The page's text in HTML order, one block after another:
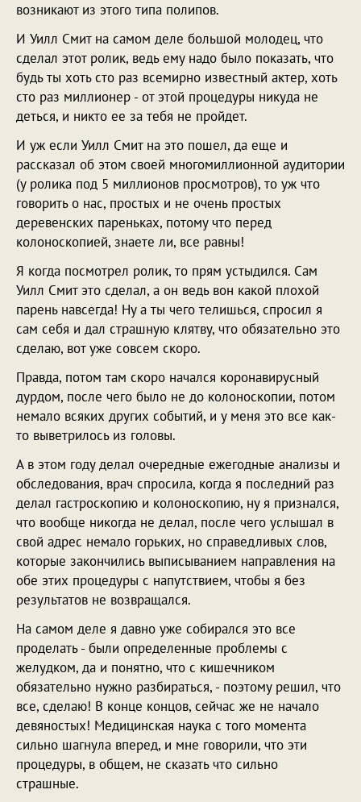
возникают из этого типа полипов.
И Уилл Смит на самом деле большой молодец, что
сделал этот ролик, ведь ему надо было показать, что
будь ты хоть сто раз всемирно известный актер, хоть
сто раз миллионер - от этой процедуры никуда не
деться, и никто ее за тебя не пройдет.
И уж если Уилл Смит на это пошел, да еще и
рассказал об этом своей многомиллионной аудитории
(у ролика под 5 миллионов просмотров), то уж что
говорить о нас, простых и не очень простых
деревенских пареньках, потому что перед
колоноскопией, знаете ли, все равны!
Я когда посмотрел ролик, то прям устыдился. Сам
Уилл Смит это сделал, а он ведь вон какой плохой
парень навсегда! Ну а ты чего телишься, спросил я
сам себя и дал страшную клятву, что обязательно это
сделаю, вот уже совсем скоро.
Правда, потом там скоро начался коронавирусный
дурдом, после чего было не до колоноскопии, потом
немало всяких других событий, и у меня это все как-
то выветрилось из головы.
А в этом году делал очередные ежегодные анализы и
обследования, врач спросила, когда я последний раз
делал гастроскопию и колоноскопию, ну я признался,
что вообще никогда не делал, после чего услышал в
свой адрес немало горьких, но справедливых слов,
которые закончились выписыванием направления на
обе этих процедуры с напутствием, чтобы я без
результатов не возвращался.
На самом деле я давно уже собирался это все
проделать - были определенные проблемы с
желудком, да и понятно, что с кишечником
обязательно нужно разбираться, - поэтому решил, что
все, сделаю! В конце концов, сейчас же не начало
девяностых! Медицинская наука с того момента
сильно шагнула вперед, и мне говорили, что эти
процедуры, в общем, не сказать что сильно
страшные.